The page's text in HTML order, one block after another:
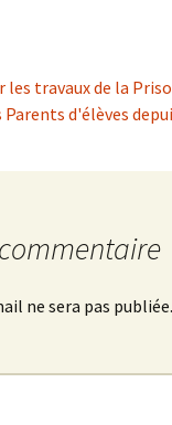
les travaux de la
d'élèves
ne sera pas publiée.